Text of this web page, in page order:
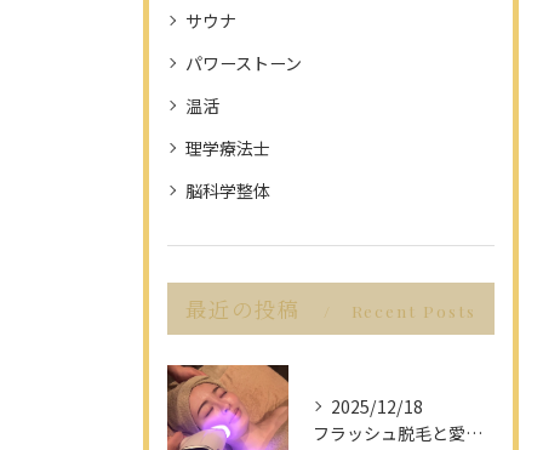
サウナ
パワーストーン
温活
理学療法士
脳科学整体
最近の投稿 Recent Posts
2025/12/18
フラッシュ脱毛と愛知県名古屋市の最新脱毛事情で理想の美肌を目指す方法